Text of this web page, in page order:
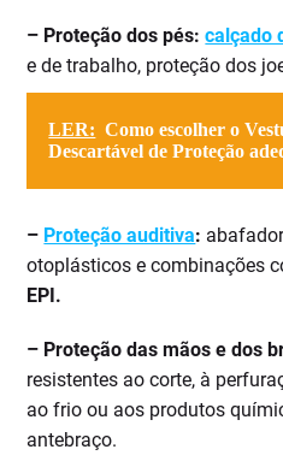
– Proteção dos pés: calçado
e de trabalho, proteção dos
LER: Como escolher o
Descartável de Proteção
– Proteção auditiva:
otoplásticos e combinações
EPI.
– Proteção das mãos e dos
resistentes ao corte, à
ao frio ou aos produtos
antebraço.